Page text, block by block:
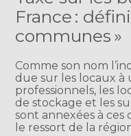
France :
communes »
Comme son nom
due sur les locaux à
professionnels, les
de stockage et les
sont annexées à
le ressort de la